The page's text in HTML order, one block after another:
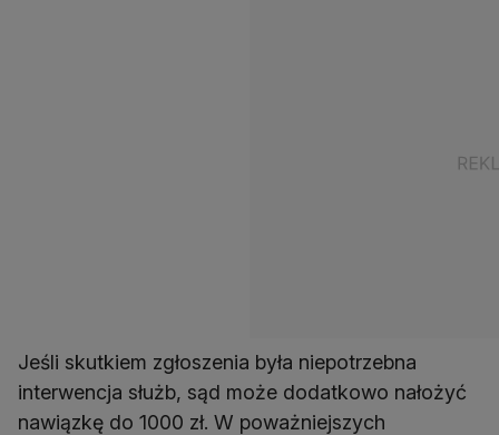
Jeśli skutkiem zgłoszenia była niepotrzebna
interwencja służb, sąd może dodatkowo nałożyć
nawiązkę do 1000 zł. W poważniejszych